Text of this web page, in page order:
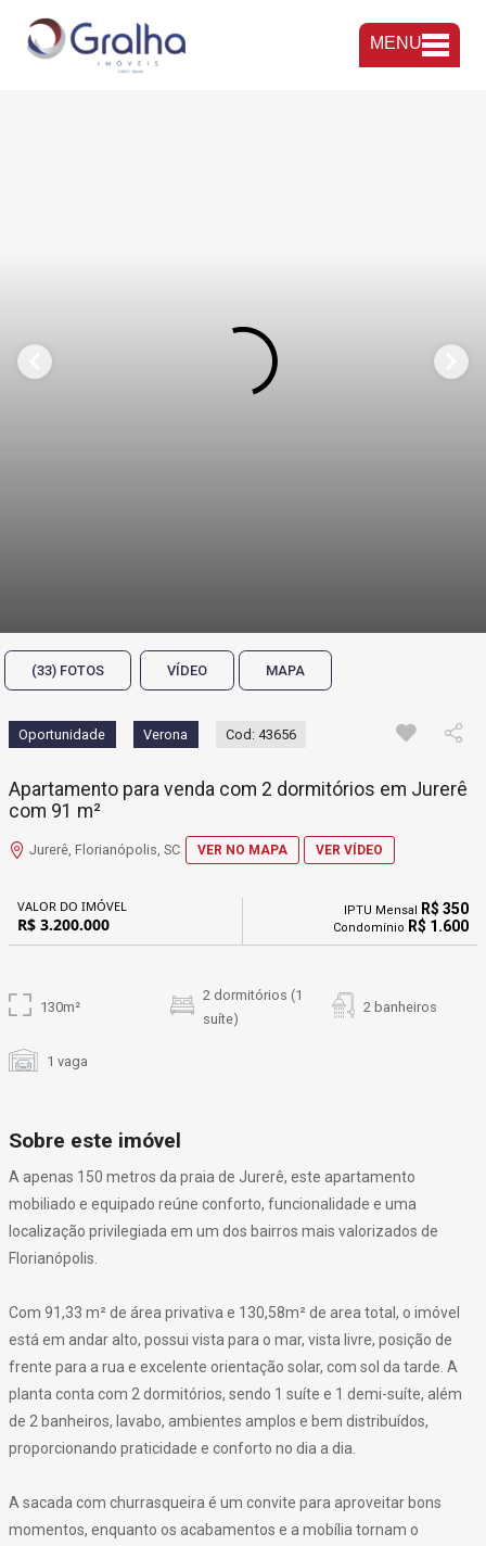
MENU
(33) FOTOS VÍDEO MAPA
Oportunidade Verona Cod: 43656
Apartamento para venda com 2 dormitórios em Jurerê
com 91 m²
Jurerê, Florianópolis, SC VER NO MAPA VER VÍDEO
VALOR DO IMÓVEL
R$ 3.200.000
IPTU Mensal R$ 350
Condomínio R$ 1.600
130m²
2 dormitórios (1
suíte)
2 banheiros
1 vaga
Sobre este imóvel
A apenas 150 metros da praia de Jurerê, este apartamento
mobiliado e equipado reúne conforto, funcionalidade e uma
localização privilegiada em um dos bairros mais valorizados de
Florianópolis.
Com 91,33 m² de área privativa e 130,58m² de area total, o imóvel
está em andar alto, possui vista para o mar, vista livre, posição de
frente para a rua e excelente orientação solar, com sol da tarde. A
planta conta com 2 dormitórios, sendo 1 suíte e 1 demi-suíte, além
de 2 banheiros, lavabo, ambientes amplos e bem distribuídos,
proporcionando praticidade e conforto no dia a dia.
A sacada com churrasqueira é um convite para aproveitar bons
momentos, enquanto os acabamentos e a mobília tornam o